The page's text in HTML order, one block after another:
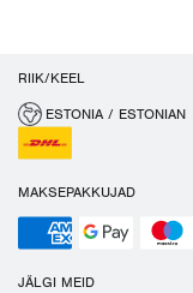
RIIK/KEEL
ESTONIA / ESTONIAN
MAKSEPAKKUJAD
JÄLGI MEID